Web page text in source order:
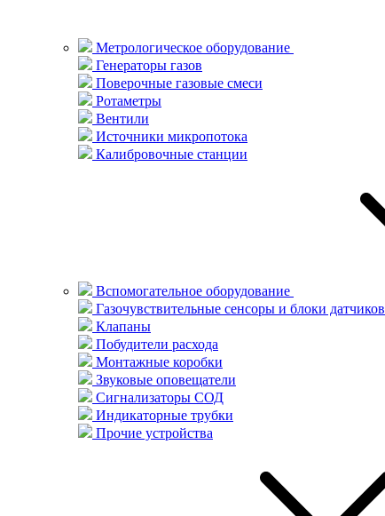
Метрологическое оборудование
Генераторы газов
Поверочные газовые смеси
Ротаметры
Вентили
Источники микропотока
Калибровочные станции
Вспомогательное оборудование
Газочувствительные сенсоры и блоки датчиков
Клапаны
Побудители расхода
Монтажные коробки
Звуковые оповещатели
Сигнализаторы СОД
Индикаторные трубки
Прочие устройства